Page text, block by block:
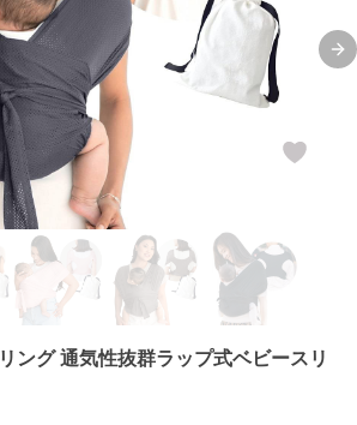
ング 通気性抜群ラップ式ベビースリ